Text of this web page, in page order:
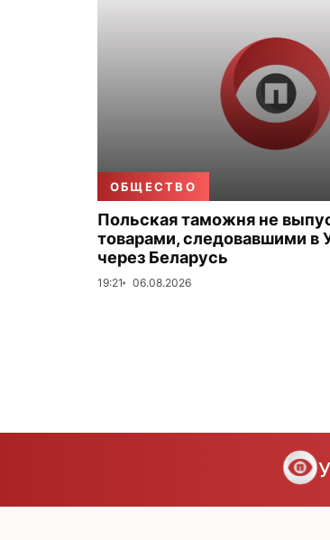
ОБЩЕСТВО
Польская таможня не
товарами, следовавшими в
через Беларусь
19:21 06.08.2026